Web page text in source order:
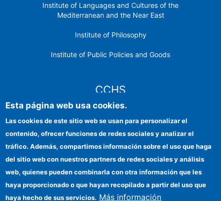
Institute of Languages ​​and Cultures of the
Mediterranean and the Near East
Institute of Philosophy
Institute of Public Policies and Goods
CCHS
Institutional identity
FEDER funds
Funding entities
Esta página web usa cookies.
Las cookies de este sitio web se usan para personalizar el
contenido, ofrecer funciones de redes sociales y analizar el
tráfico. Además, compartimos información sobre el uso que haga
del sitio web con nuestros partners de redes sociales y análisis
web, quienes pueden combinarla con otra información que les
haya proporcionado o que hayan recopilado a partir del uso que
haya hecho de sus servicios. Más información